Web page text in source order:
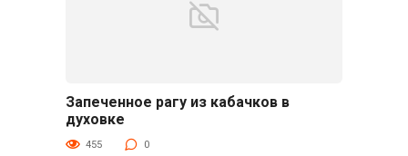
Запеченное рагу из кабачков в
духовке
455 0